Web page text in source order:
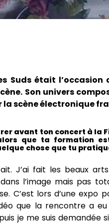
Suds était l’occasion
Son univers
la scène électronique
avant ton concert à la
que ta formation
chose que tu
J’ai fait les beaux
l’image mais pas
C’est lors d’une expo
que la rencontre a
je me suis demandée